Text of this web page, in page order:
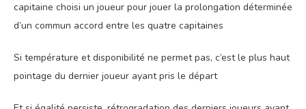
capitaine choisi un joueur pour jouer la prolongation déterminée
d’un commun accord entre les quatre capitaines
Si température et disponibilité ne permet pas, c’est le plus haut
pointage du dernier joueur ayant pris le départ